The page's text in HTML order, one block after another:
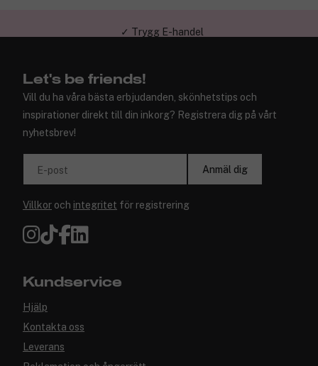
Let's be friends!
Vill du ha våra bästa erbjudanden, skönhetstips och
inspirationer direkt till din inkorg? Registrera dig på vårt
nyhetsbrev!
E-post Anmäl dig
Villkor och integritet för registrering
Kundservice
Hjälp
Kontakta oss
Leverans